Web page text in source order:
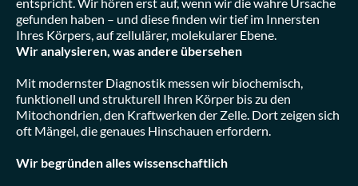
gefunden haben – und diese finden wir tief im Innersten
Ihres Körpers, auf zellulärer, molekularer Ebene.
Wir analysieren, was andere übersehen
Mit modernster Diagnostik messen wir biochemisch,
funktionell und strukturell Ihren Körper bis zu den
Mitochondrien, den Kraftwerken der Zelle. Dort zeigen sich
oft Mängel, die genaues Hinschauen erfordern.
Wir begründen alles wissenschaftlich